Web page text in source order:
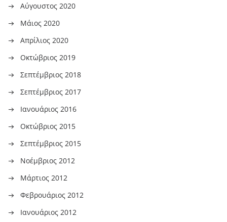
Αύγουστος 2020
Μάιος 2020
Απρίλιος 2020
Οκτώβριος 2019
Σεπτέμβριος 2018
Σεπτέμβριος 2017
Ιανουάριος 2016
Οκτώβριος 2015
Σεπτέμβριος 2015
Νοέμβριος 2012
Μάρτιος 2012
Φεβρουάριος 2012
Ιανουάριος 2012